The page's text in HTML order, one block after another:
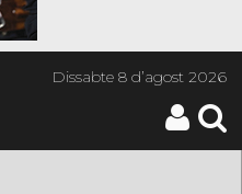
Dissabte8 d’agost 2026